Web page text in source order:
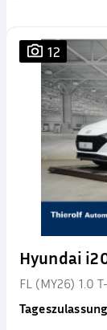
12
Hyundai
FL (MY26) 1.0